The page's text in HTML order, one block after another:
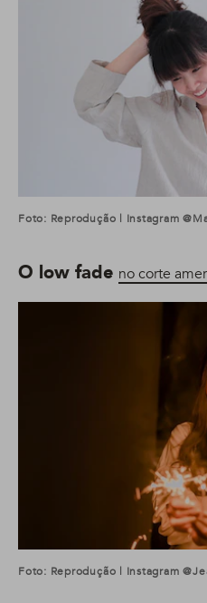
Foto: Reprodução | Instagram
O low fade no corte
Foto: Reprodução | Instagram